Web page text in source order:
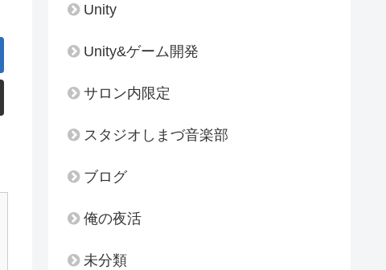
Unity
Unity&ゲーム開発
サロン内限定
スタジオしまづ音楽部
ブログ
俺の夜活
未分類